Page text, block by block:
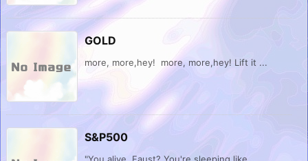
GOLD
more, more,hey! more, more,hey! Lift it ...
S&P500
"You alive, Faust? You're sleeping like ...